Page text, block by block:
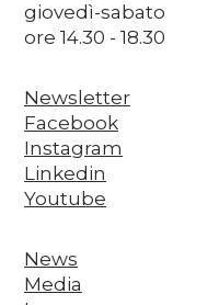
giovedì-sabato
ore 14.30 - 18.30
Newsletter
Facebook
Instagram
Linkedin
Youtube
News
Media